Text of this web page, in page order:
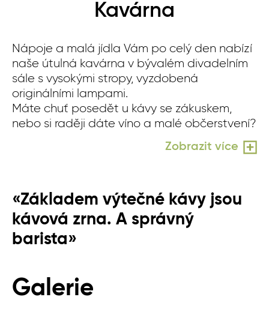
Kavárna
Nápoje a malá jídla Vám po celý den nabízí
naše útulná kavárna v bývalém divadelním
sále s vysokými stropy, vyzdobená
originálními lampami.
Máte chuť posedět u kávy se zákuskem,
nebo si raději dáte víno a malé občerstvení?
Zobrazit více
«Základem výtečné kávy jsou
kávová zrna. A správný
barista»
Galerie